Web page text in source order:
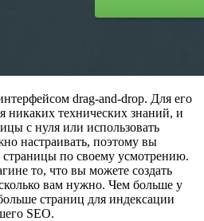
drag-and-drop. Для его
никаких технических знаний, и
с нуля или использовать
настраивать, поэтому вы
страницы по своему усмотрению.
то, что вы можете создать
вам нужно. Чем больше у
страниц для индексации
SEO.